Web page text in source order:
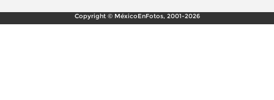
Copyright © MéxicoEnFotos, 2001-2026